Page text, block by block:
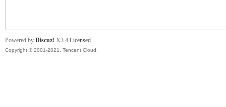
Powered by Discuz! X3.4 Licensed
Copyright © 2001-2021, Tencent Cloud.